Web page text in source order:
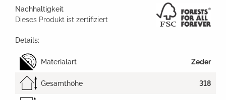
Nachhaltigkeit
Dieses Produkt ist zertifiziert
Details:
Materialart Zeder
Gesamthöhe 318